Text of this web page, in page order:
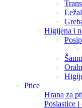
Higijena i
Ptice
Hrana za
Poslastice